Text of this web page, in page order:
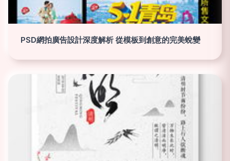
PSD網拍廣告設計深度解析 從模板到創意的完美蛻變